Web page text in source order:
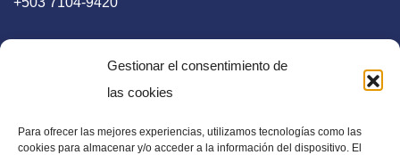
Gestionar el consentimiento de
las cookies
Para ofrecer las mejores experiencias, utilizamos tecnologías como las
cookies para almacenar y/o acceder a la información del dispositivo. El
E-mail